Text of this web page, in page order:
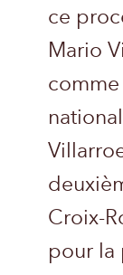
ce
Mario
Croix-
pour la